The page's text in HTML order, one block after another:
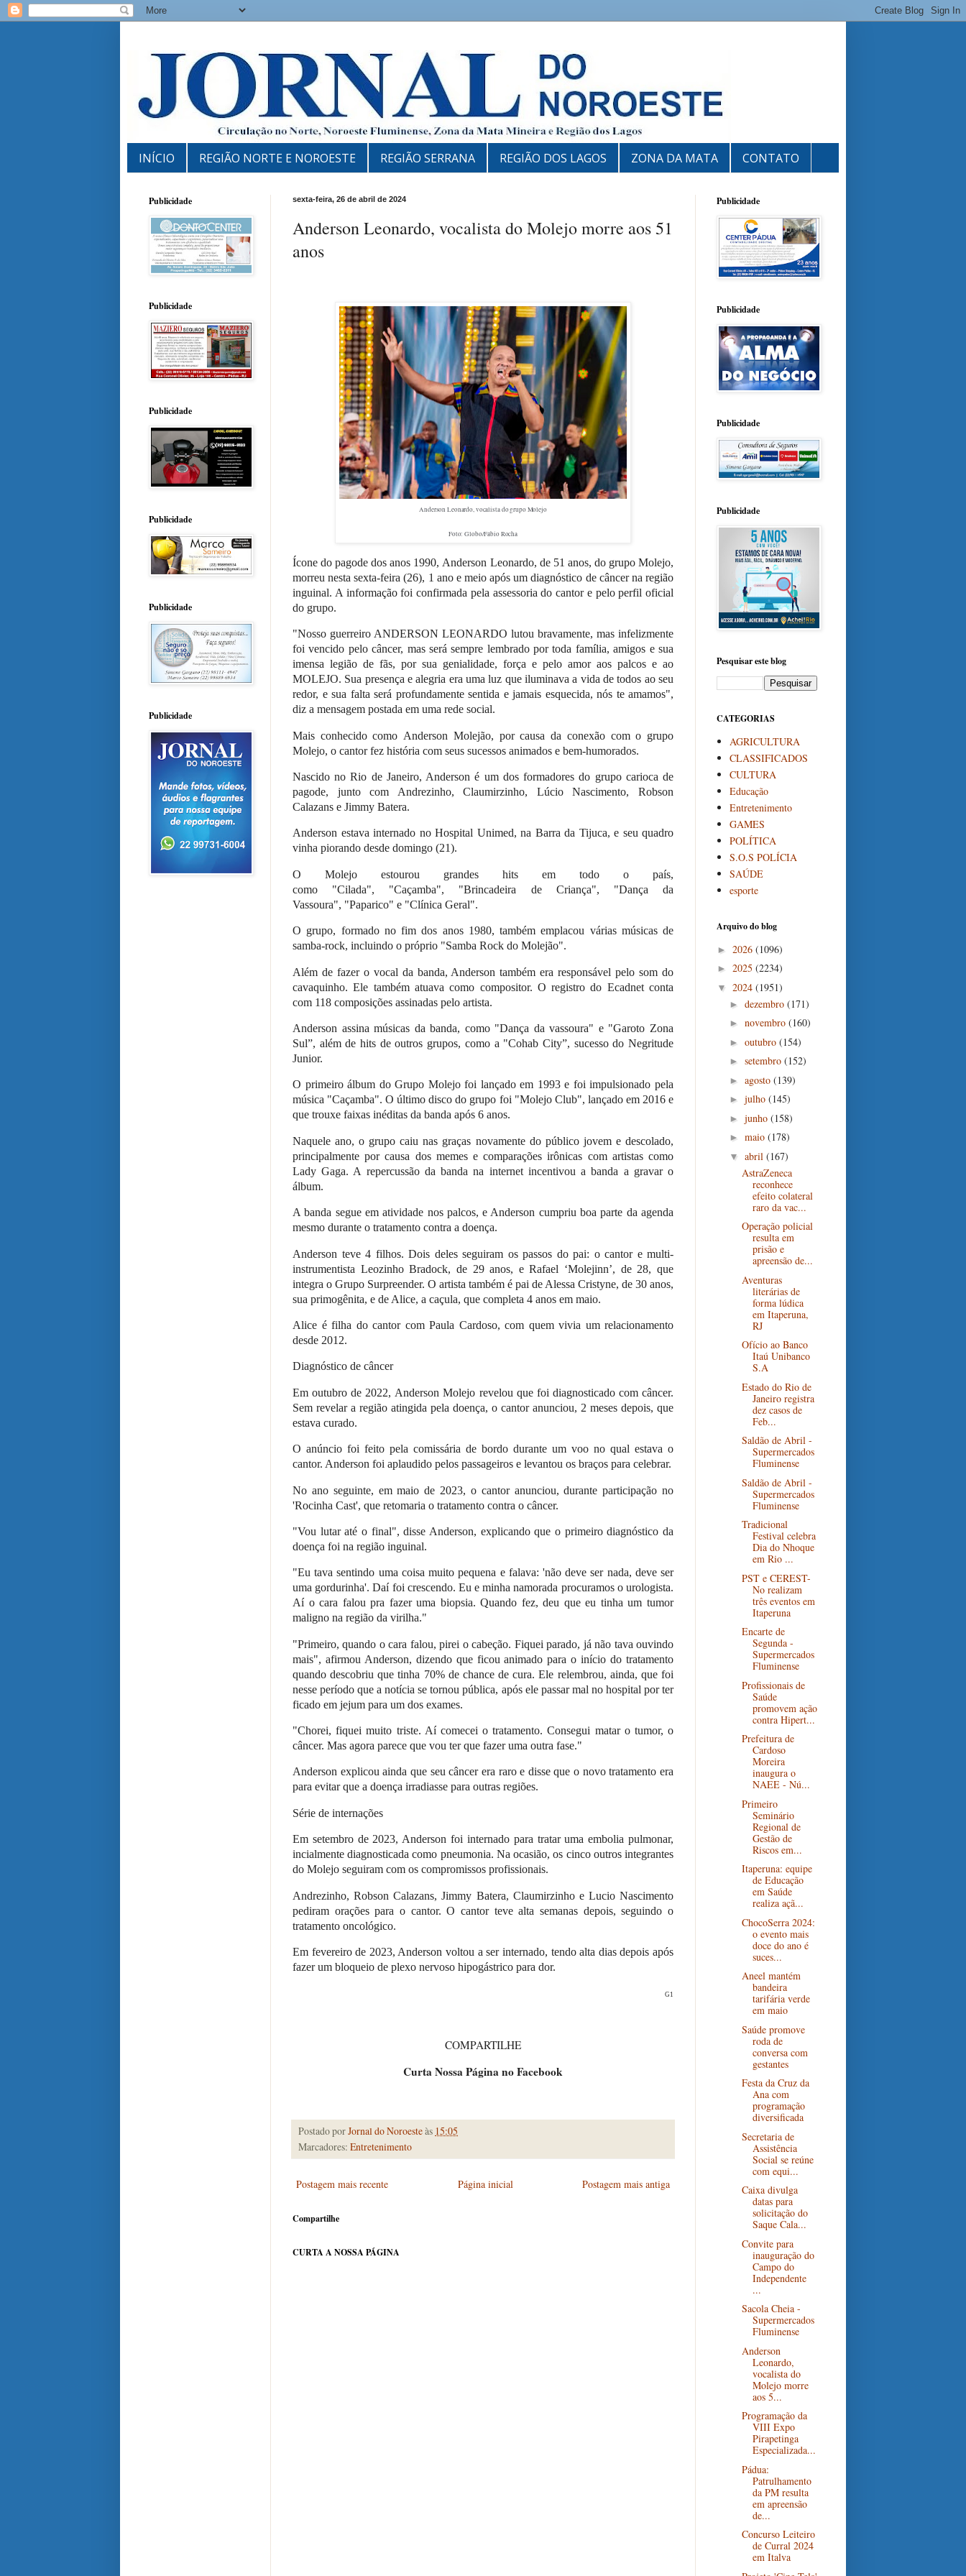
INÍCIO REGIÃO NORTE E NOROESTE REGIÃO SERRANA REGIÃO DOS LAGOS ZONA DA MATA CONTATO
sexta-feira, 26 de abril de 2024
Anderson Leonardo, vocalista do Molejo morre aos 51
anos
Anderson Leonardo, vocalista do grupo Molejo
Foto: Globo/Fábio Rocha
Ícone do pagode dos anos 1990, Anderson Leonardo, de 51 anos, do grupo Molejo,
morreu nesta sexta-feira (26), 1 ano e meio após um diagnóstico de câncer na região
inguinal. A informação foi confirmada pela assessoria do cantor e pelo perfil oficial
do grupo.
"Nosso guerreiro ANDERSON LEONARDO lutou bravamente, mas infelizmente
foi vencido pelo câncer, mas será sempre lembrado por toda família, amigos e sua
imensa legião de fãs, por sua genialidade, força e pelo amor aos palcos e ao
MOLEJO. Sua presença e alegria era uma luz que iluminava a vida de todos ao seu
redor, e sua falta será profundamente sentida e jamais esquecida, nós te amamos",
diz a mensagem postada em uma rede social.
Mais conhecido como Anderson Molejão, por causa da conexão com o grupo
Molejo, o cantor fez história com seus sucessos animados e bem-humorados.
Nascido no Rio de Janeiro, Anderson é um dos formadores do grupo carioca de
pagode, junto com Andrezinho, Claumirzinho, Lúcio Nascimento, Robson
Calazans e Jimmy Batera.
Anderson estava internado no Hospital Unimed, na Barra da Tijuca, e seu quadro
vinha piorando desde domingo (21).
O Molejo estourou grandes hits em todo o país,
como "Cilada", "Caçamba", "Brincadeira de Criança", "Dança da
Vassoura", "Paparico" e "Clínica Geral".
O grupo, formado no fim dos anos 1980, também emplacou várias músicas de
samba-rock, incluindo o próprio "Samba Rock do Molejão".
Além de fazer o vocal da banda, Anderson também era responsável pelo som do
cavaquinho. Ele também atuava como compositor. O registro do Ecadnet conta
com 118 composições assinadas pelo artista.
Anderson assina músicas da banda, como "Dança da vassoura" e "Garoto Zona
Sul”, além de hits de outros grupos, como a "Cohab City”, sucesso do Negritude
Junior.
O primeiro álbum do Grupo Molejo foi lançado em 1993 e foi impulsionado pela
música "Caçamba". O último disco do grupo foi "Molejo Club", lançado em 2016 e
que trouxe faixas inéditas da banda após 6 anos.
Naquele ano, o grupo caiu nas graças novamente do público jovem e descolado,
principalmente por causa dos memes e comparações irônicas com artistas como
Lady Gaga. A repercussão da banda na internet incentivou a banda a gravar o
álbum.
A banda segue em atividade nos palcos, e Anderson cumpriu boa parte da agenda
mesmo durante o tratamento contra a doença.
Anderson teve 4 filhos. Dois deles seguiram os passos do pai: o cantor e multi-
instrumentista Leozinho Bradock, de 29 anos, e Rafael ‘Molejinn’, de 28, que
integra o Grupo Surpreender. O artista também é pai de Alessa Cristyne, de 30 anos,
sua primogênita, e de Alice, a caçula, que completa 4 anos em maio.
Alice é filha do cantor com Paula Cardoso, com quem vivia um relacionamento
desde 2012.
Diagnóstico de câncer
Em outubro de 2022, Anderson Molejo revelou que foi diagnosticado com câncer.
Sem revelar a região atingida pela doença, o cantor anunciou, 2 meses depois, que
estava curado.
O anúncio foi feito pela comissária de bordo durante um voo no qual estava o
cantor. Anderson foi aplaudido pelos passageiros e levantou os braços para celebrar.
No ano seguinte, em maio de 2023, o cantor anunciou, durante participação no
'Rocinha Cast', que retomaria o tratamento contra o câncer.
"Vou lutar até o final", disse Anderson, explicando que o primeiro diagnóstico da
doença foi na região inguinal.
"Eu tava sentindo uma coisa muito pequena e falava: 'não deve ser nada, deve ser
uma gordurinha'. Daí foi crescendo. Eu e minha namorada procuramos o urologista.
Aí o cara falou pra fazer uma biopsia. Quando fez, deu que eu tinha um tumor
maligno na região da virilha."
"Primeiro, quando o cara falou, pirei o cabeção. Fiquei parado, já não tava ouvindo
mais", afirmou Anderson, dizendo que ficou animado para o início do tratamento
quando descobriu que tinha 70% de chance de cura. Ele relembrou, ainda, que foi
nesse período que a notícia se tornou pública, após ele passar mal no hospital por ter
ficado em jejum para um dos exames.
"Chorei, fiquei muito triste. Aí comecei o tratamento. Consegui matar o tumor, o
câncer. Mas agora parece que vou ter que fazer uma outra fase."
Anderson explicou ainda que seu câncer era raro e disse que o novo tratamento era
para evitar que a doença irradiasse para outras regiões.
Série de internações
Em setembro de 2023, Anderson foi internado para tratar uma embolia pulmonar,
incialmente diagnosticada como pneumonia. Na ocasião, os cinco outros integrantes
do Molejo seguiram com os compromissos profissionais.
Andrezinho, Robson Calazans, Jimmy Batera, Claumirzinho e Lucio Nascimento
pediram orações para o cantor. O cantor teve alta semanas depois, seguindo o
tratamento oncológico.
Em fevereiro de 2023, Anderson voltou a ser internado, tendo alta dias depois após
fazer um bloqueio de plexo nervoso hipogástrico para dor.
G1
COMPARTILHE
Curta Nossa Página no Facebook
Postado porJornal do Noroesteàs 15:05
Marcadores: Entretenimento
Postagem mais recente Postagem mais antiga
Página inicial
Compartilhe
CURTA A NOSSA PÁGINA
Publicidade
Publicidade
Publicidade
Publicidade
Publicidade
Publicidade
Publicidade
Publicidade
Publicidade
Publicidade
Pesquisar este blog
CATEGORIAS
AGRICULTURA
CLASSIFICADOS
CULTURA
Educação
Entretenimento
GAMES
POLÍTICA
S.O.S POLÍCIA
SAÚDE
esporte
Arquivo do blog
► 2026 (1096)
► 2025 (2234)
▼ 2024 (1951)
► dezembro (171)
► novembro (160)
► outubro (154)
► setembro (152)
► agosto (139)
► julho (145)
► junho (158)
► maio (178)
▼ abril (167)
AstraZeneca
reconhece
efeito colateral
raro da vac...
Operação policial
resulta em
prisão e
apreensão de...
Aventuras
literárias de
forma lúdica
em Itaperuna,
RJ
Ofício ao Banco
Itaú Unibanco
S.A
Estado do Rio de
Janeiro registra
dez casos de
Feb...
Saldão de Abril -
Supermercados
Fluminense
Saldão de Abril -
Supermercados
Fluminense
Tradicional
Festival celebra
Dia do Nhoque
em Rio ...
PST e CEREST-
No realizam
três eventos em
Itaperuna
Encarte de
Segunda -
Supermercados
Fluminense
Profissionais de
Saúde
promovem ação
contra Hipert...
Prefeitura de
Cardoso
Moreira
inaugura o
NAEE - Nú...
Primeiro
Seminário
Regional de
Gestão de
Riscos em...
Itaperuna: equipe
de Educação
em Saúde
realiza açã...
ChocoSerra 2024:
o evento mais
doce do ano é
suces...
Aneel mantém
bandeira
tarifária verde
em maio
Saúde promove
roda de
conversa com
gestantes
Festa da Cruz da
Ana com
programação
diversificada
Secretaria de
Assistência
Social se reúne
com equi...
Caixa divulga
datas para
solicitação do
Saque Cala...
Convite para
inauguração do
Campo do
Independente
...
Sacola Cheia -
Supermercados
Fluminense
Anderson
Leonardo,
vocalista do
Molejo morre
aos 5...
Programação da
VIII Expo
Pirapetinga
Especializada...
Pádua:
Patrulhamento
da PM resulta
em apreensão
de...
Concurso Leiteiro
de Curral 2024
em Italva